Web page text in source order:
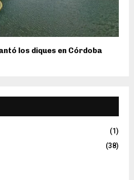
los diques en Córdoba
(1)
(38)